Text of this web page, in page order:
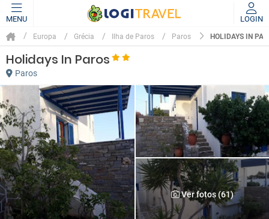
MENU LOGIN
Europa Grécia Ilha de Paros Paros HOLIDAYS IN
Holidays In Paros
Paros
Ver fotos (61)